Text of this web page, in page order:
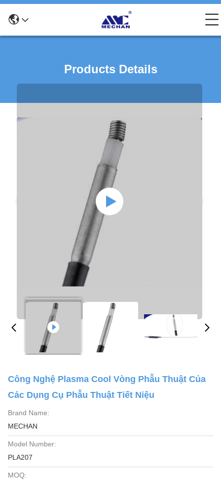
Products Details
Công Nghệ Plasma Cool Vòng Phẫu Thuật Của
Các Dụng Cụ Phẫu Thuật Tiết Niệu
Brand Name:
MECHAN
Model Number:
PLA207
MOQ: